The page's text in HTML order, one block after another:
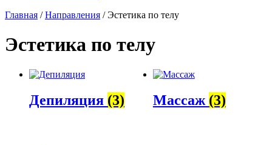
Главная /Направления /Эстетика по телу
Эстетика по телу
Депиляция (3) Массаж (3)